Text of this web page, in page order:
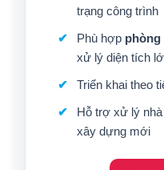
trạng công trình
Phù hợp
xử lý diện tích
Triển khai theo
Hỗ trợ xử lý
xây dựng mới